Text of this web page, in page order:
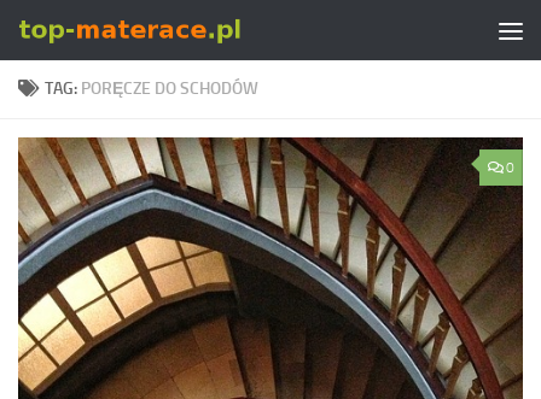
Skip to content
TAG: PORĘCZE DO SCHODÓW
0